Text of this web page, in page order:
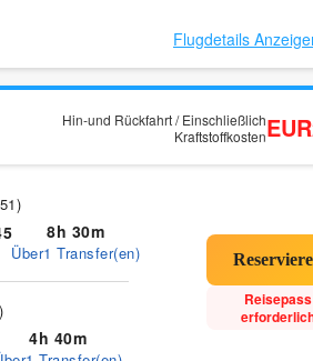
Flugdetails
Hin-und Rückfahrt / Einschließlich
Kraftstoffkosten
)
8h 30m
Über1 Transfer(en)
)
4h 40m
Reisepass